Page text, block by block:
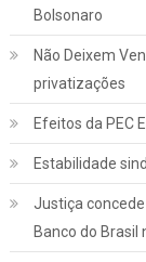
Bolsonaro
Não Deixem
privatizações
Efeitos da PEC
Estabilidade
Justiça
Banco do Brasil